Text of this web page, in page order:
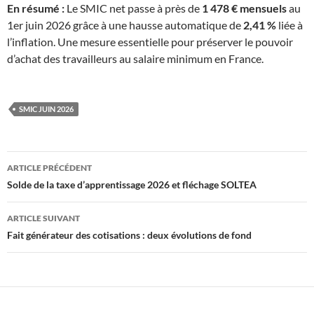
En résumé : Le SMIC net passe à près de 1 478 € mensuelsau
1er juin 2026 grâce à une hausse automatique de 2,41 % liée à
l’inflation. Une mesure essentielle pour préserver le pouvoir
d’achat des travailleurs au salaire minimum en France.
SMIC JUIN 2026
Navigation
des
articles
ARTICLE PRÉCÉDENT
Solde de la taxe d’apprentissage 2026 et fléchage SOLTEA
ARTICLE SUIVANT
Fait générateur des cotisations : deux évolutions de fond